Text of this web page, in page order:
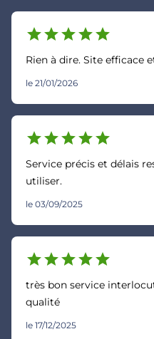
starstarstarstarstar
Rien à dire. Site efficace
le 21/01/2026
starstarstarstarstar
Service précis et délais
utiliser.
le 03/09/2025
starstarstarstarstar
très bon service
qualité
le 17/12/2025